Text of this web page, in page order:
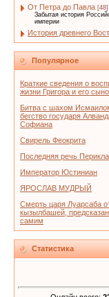
От Петра до Павла [48]
Забытая история
империи
История древнего
Популярное
Краткие сведения о
жизни Григора и его
Битва с шахом
бегство государя
Софиана
Свирель Феокрита
Последняя речь Перикла
Император Юстиниан
ЯРОСЛАВ МУДРЫЙ
Смерть царя Луарсаба
кызылбашей,
самим
Статистика